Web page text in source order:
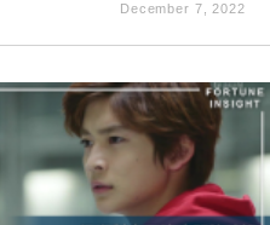
December 7, 2022